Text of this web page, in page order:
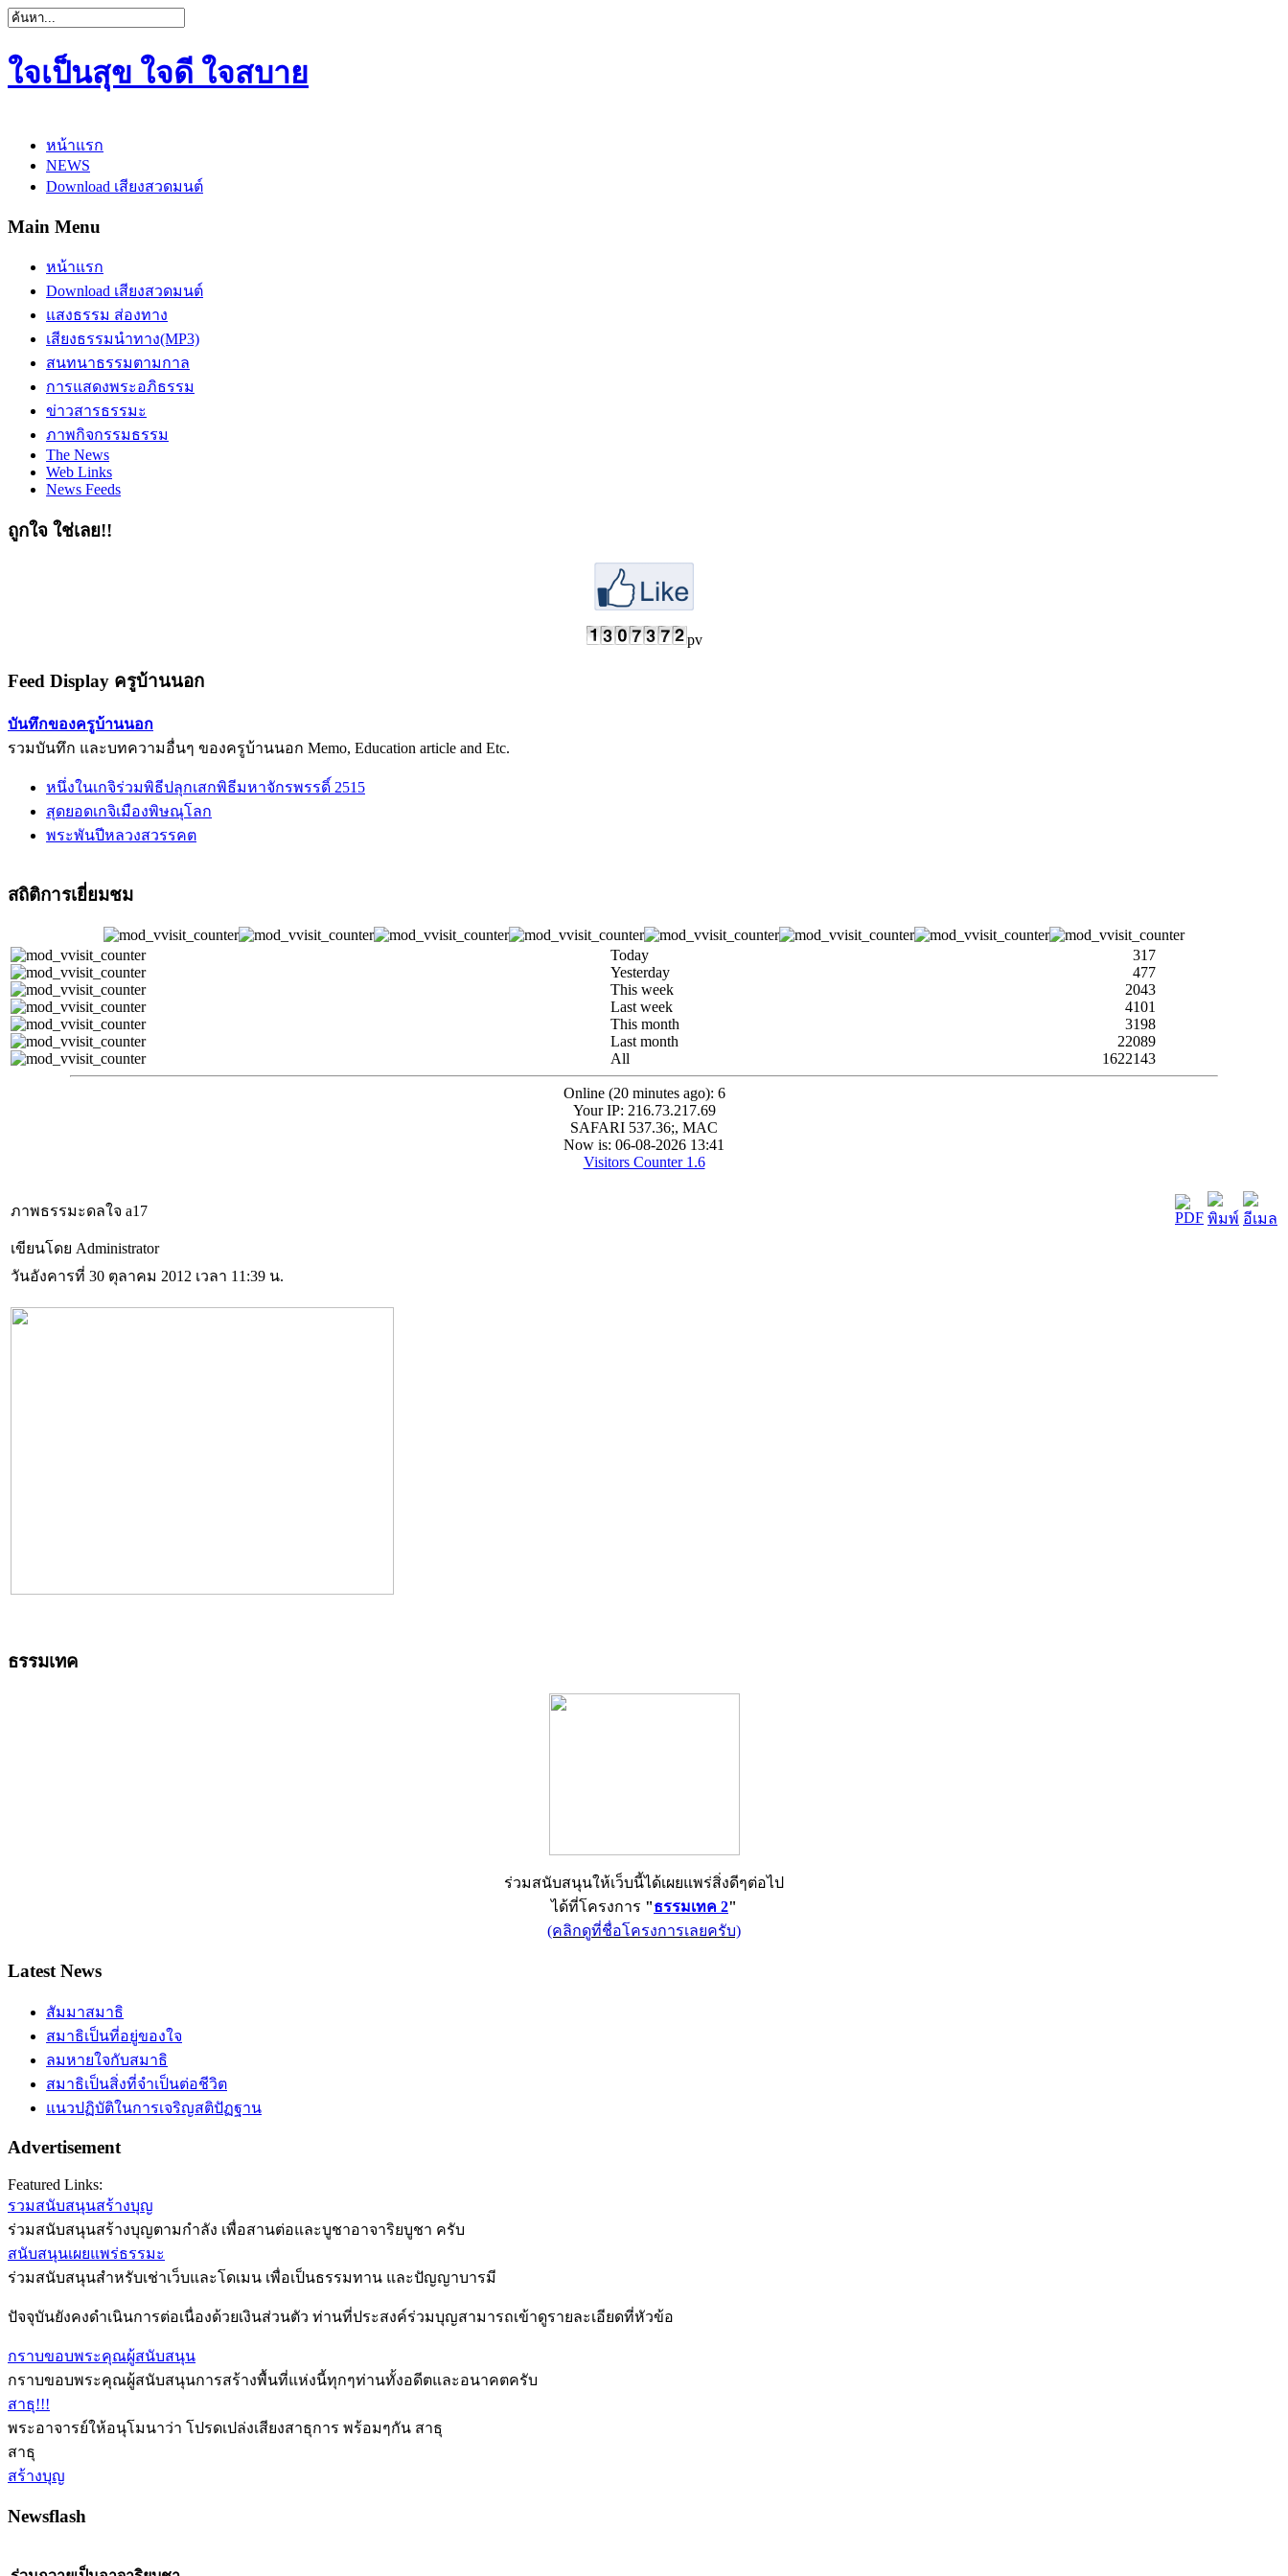
ใจเป็นสุข ใจดี ใจสบาย
หน้าแรก
NEWS
Download เสียงสวดมนต์
Main Menu
หน้าแรก
Download เสียงสวดมนต์
แสงธรรม ส่องทาง
เสียงธรรมนำทาง(MP3)
สนทนาธรรมตามกาล
การแสดงพระอภิธรรม
ข่าวสารธรรมะ
ภาพกิจกรรมธรรม
The News
Web Links
News Feeds
ถูกใจ ใช่เลย!!
pv
Feed Display ครูบ้านนอก
บันทึกของครูบ้านนอก
รวมบันทึก และบทความอื่นๆ ของครูบ้านนอก Memo, Education article and Etc.
หนึ่งในเกจิร่วมพิธีปลุกเสกพิธีมหาจักรพรรดิ์ 2515
สุดยอดเกจิเมืองพิษณุโลก
พระพันปีหลวงสวรรคต
สถิติการเยี่ยมชม
Today
317
Yesterday
477
This week
2043
Last week
4101
This month
3198
Last month
22089
All
1622143
Online (20 minutes ago): 6
Your IP: 216.73.217.69
SAFARI 537.36;, MAC
Now is: 06-08-2026 13:41
Visitors Counter 1.6
ภาพธรรมะดลใจ a17
เขียนโดย Administrator
วันอังคารที่ 30 ตุลาคม 2012 เวลา 11:39 น.
ธรรมเทค
ร่วมสนับสนุนให้เว็บนี้ได้เผยแพร่สิ่งดีๆต่อไป
ได้ที่โครงการ "ธรรมเทค 2"
(คลิกดูที่ชื่อโครงการเลยครับ)
Latest News
สัมมาสมาธิ
สมาธิเป็นที่อยู่ของใจ
ลมหายใจกับสมาธิ
สมาธิเป็นสิ่งที่จำเป็นต่อชีวิต
แนวปฏิบัติในการเจริญสติปัฏฐาน
Advertisement
Featured Links:
รวมสนับสนุนสร้างบุญ
ร่วมสนับสนุนสร้างบุญตามกำลัง เพื่อสานต่อและบูชาอาจาริยบูชา ครับ
สนับสนุนเผยแพร่ธรรมะ
ร่วมสนับสนุนสำหรับเช่าเว็บและโดเมน เพื่อเป็นธรรมทาน และปัญญาบารมี
ปัจจุบันยังคงดำเนินการต่อเนื่องด้วยเงินส่วนตัว ท่านที่ประสงค์ร่วมบุญสามารถเข้าดูรายละเอียดที่หัวข้อ
กราบขอบพระคุณผู้สนับสนุน
กราบขอบพระคุณผู้สนับสนุนการสร้างพื้นที่แห่งนี้ทุกๆท่านทั้งอดีตและอนาคตครับ
สาธุ!!!
พระอาจารย์ให้อนุโมนาว่า โปรดเปล่งเสียงสาธุการ พร้อมๆกัน สาธุ
สาธุ
สร้างบุญ
Newsflash